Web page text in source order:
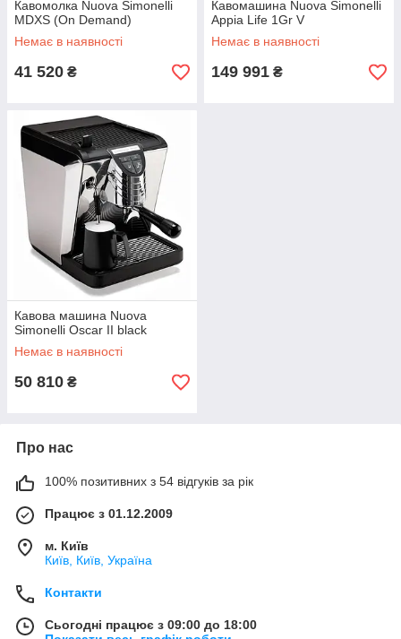
Кавомолка Nuova Simonelli
MDXS (On Demand)
Немає в наявності
41 520 ₴
Кавомашина Nuova Simonelli
Appia Life 1Gr V
Немає в наявності
149 991 ₴
Кавова машина Nuova
Simonelli Oscar II black
Немає в наявності
50 810 ₴
Про нас
100% позитивних з 54 відгуків за рік
Працює з 01.12.2009
м. Київ
Київ, Київ, Україна
Контакти
Сьогодні працює з 09:00 до 18:00